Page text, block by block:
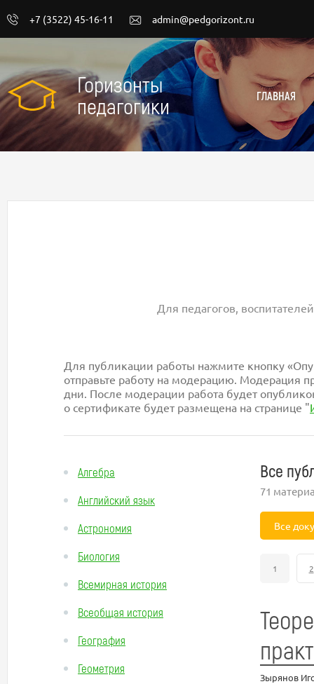
+7 (3522) 45-16-11 admin@pedgorizont.ru
Горизонты
педагогики
ГЛАВНАЯ
Для педагогов,
Для публикации работы нажмите кнопку
отправьте работу на модерацию. Модерация
дни. После модерации работа будет
о сертификате будет размещена на странице "
Алгебра
Английский язык
Астрономия
Биология
Всемирная история
Всеобщая история
География
Геометрия
Все
71
Все
1 2
Зырянов